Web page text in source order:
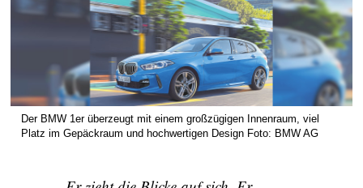
Der BMW 1er überzeugt mit einem großzügigen Innenraum, viel
Platz im Gepäckraum und hochwertigen Design Foto: BMW AG